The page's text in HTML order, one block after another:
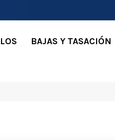
BAJAS Y TASACIÓN